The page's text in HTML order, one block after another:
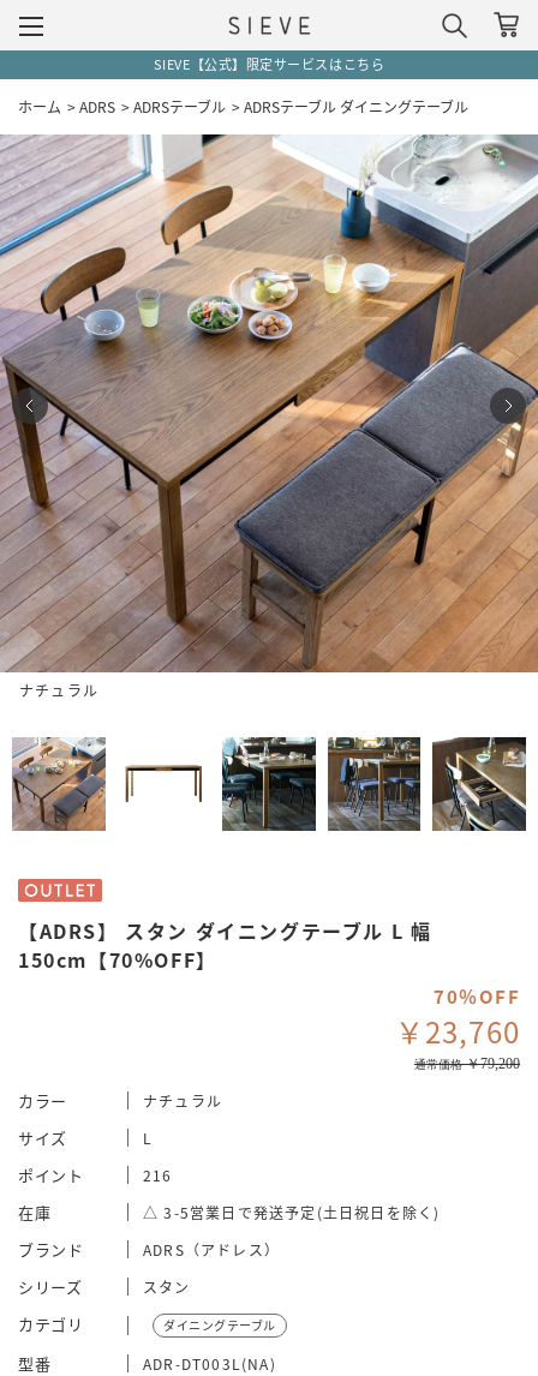
5,500円(税込)以上で送料無料（一部地域除く）
ホーム >ADRS >ADRSテーブル >ADRSテーブル ダイニングテーブル
ナチュラル
【ADRS】 スタン ダイニングテーブル L 幅
150cm【70%OFF】
70％OFF
￥23,760
通常価格￥79,200
サイズ L
カラー ナチュラル
ポイント 216
在庫 △ 3-5営業日で発送予定(土日祝日を除く)
ブランド ADRS（アドレス）
シリーズ スタン
カテゴリ ダイニングテーブル
型番 ADR-DT003L(NA)